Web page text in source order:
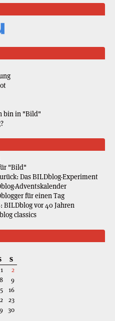
bin in "Bild"
"Bild"
Das BILDblog-Experiment
Adventskalender
für einen Tag
BILDblog vor 40 Jahren
classics
S
1
2
8
9
16
23
30